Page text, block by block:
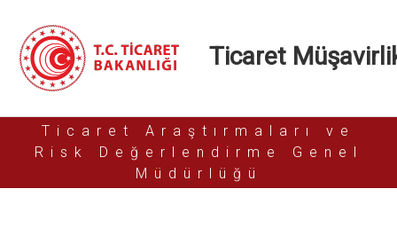
Ticaret
Ticaret Araştırmaları ve
Risk Değerlendirme Genel
Müdürlüğü